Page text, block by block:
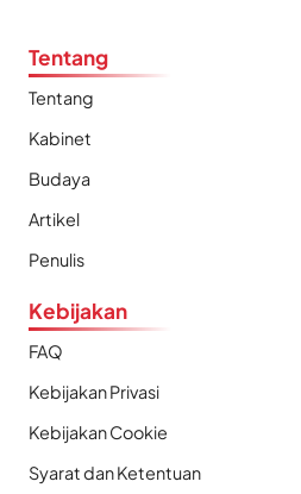
Tentang
Tentang
Kabinet
Budaya
Artikel
Penulis
Kebijakan
FAQ
Kebijakan Privasi
Kebijakan Cookie
Syarat dan Ketentuan